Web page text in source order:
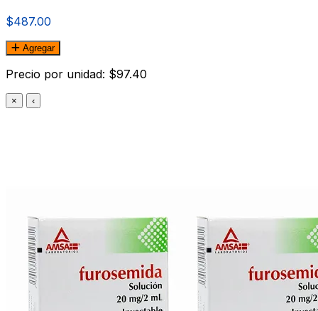
$487.00
Agregar
Precio por unidad: $97.40
× ‹